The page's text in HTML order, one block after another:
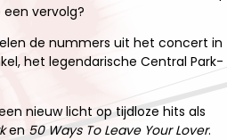
vervolg?
de nummers uit het concert in
het legendarische Central Park-
nieuw licht op tijdloze hits als
en 50 Ways To Leave Your Lover.